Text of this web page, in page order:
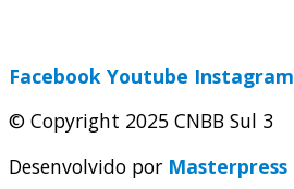
Facebook Youtube Instagram
© Copyright 2025 CNBB Sul 3
Desenvolvido por Masterpress